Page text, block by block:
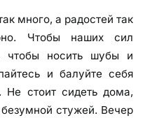
много, а радостей так
Чтобы наших сил
чтобы носить шубы и
и балуйте себя
Не стоит сидеть дома,
стужей. Вечер